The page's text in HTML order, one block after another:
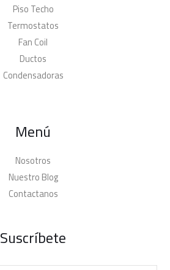
Piso Techo
Termostatos
Fan Coil
Ductos
Condensadoras
Menú
Nosotros
Nuestro Blog
Contactanos
Suscríbete